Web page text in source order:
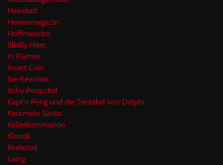
Heisskalt
Herrenmagazin
Hoffmaestro
Illbilly Hitec
In Flames
Insert Coin
Irie Révoltés
Itchy Poopzkid
Käpt'n Peng und die Tentakel von Delphi
Karamelo Santo
Kellerkommando
Klontik
Kvelertak
Laing